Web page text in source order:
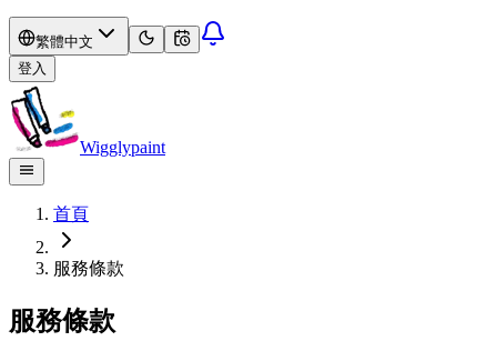
繁體中文
登入
Wigglypaint
首頁
服務條款
服務條款